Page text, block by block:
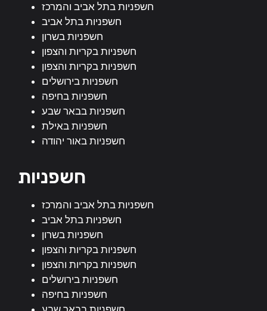
חשפניות בתל אביב והמרכז
חשפניות בתל אביב
חשפניות בשרון
חשפניות בקריות והצפון
חשפניות בקריות והצפון
חשפניות בירושלים
חשפניות בחיפה
חשפניות בבאר שבע
חשפניות באילת
חשפניות באור יהודה
חשפניות
חשפניות בתל אביב והמרכז
חשפניות בתל אביב
חשפניות בשרון
חשפניות בקריות והצפון
חשפניות בקריות והצפון
חשפניות בירושלים
חשפניות בחיפה